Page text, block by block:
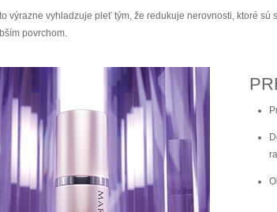
výrazne vyhladzuje pleť tým, že redukuje nerovnosti, ktoré sú
povrchom.